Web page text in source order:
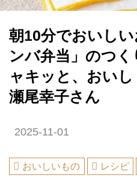
朝10分でおいし
ンバ弁当」のつ
ャキッと、おいし
瀬尾幸子さん
2025-11-01
おいしいもの レシピ